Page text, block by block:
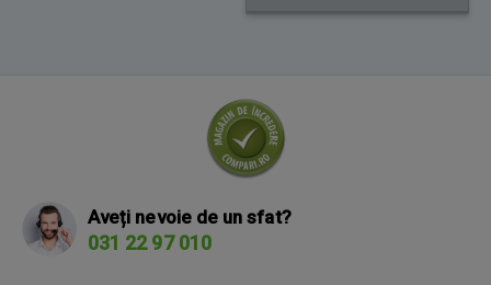
Aveți nevoie de un sfat?
031 22 97 010